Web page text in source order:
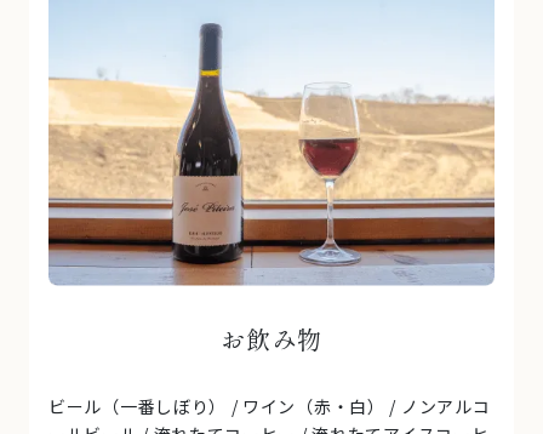
お飲み物
ビール（一番しぼり） / ワイン（赤・白） / ノンアルコ